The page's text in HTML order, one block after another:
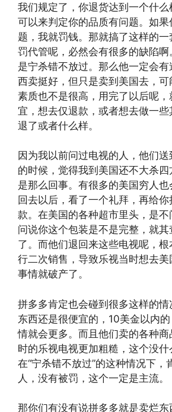
我们规定了，你退货达到一个什
可以来判定你的品质有问题。如果
题，我就罚钱。那就搞了这样的一
罚代管呢，必然会有很多的缺陷
是宁杀错不放过。那么他一定会
西卖挺好，但只是卖到美国去，可
素质也不是很高，用完了以后呢
宜，想去仅退款，或者想去做一
退了或者什么样。
因为我以前问过电视的人，他们
的时候，觉得我到美国还不大杀
是那么回事。有很多的美国穷人
回去以后，看了一个礼拜，再给你
款。在美国的各种超市里头，是
问说你这个包装是不是完整，就其
了。而他们退回来这些电视呢，
行二次销售，导致乐视当时想去
事情就破产了。
拼多多肯定也会碰到很多这样的
东西还是很便宜的，10美金以内
情就会更多。而且他们卖的各种商
时的乐视电视更加粗糙，这个没什
在“宁杀错不放过”的这种情况下，
人，没有被罚，这个一定是主流。
那你们有没有说拼多多就是卖烂